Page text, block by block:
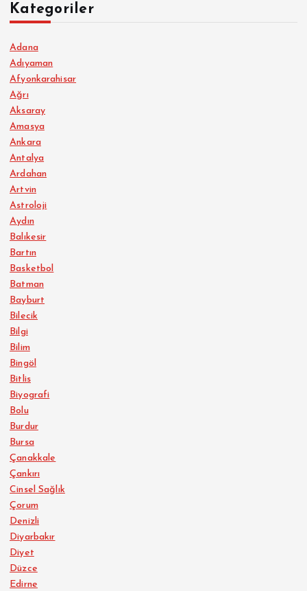
Kategoriler
Adana
Adıyaman
Afyonkarahisar
Ağrı
Aksaray
Amasya
Ankara
Antalya
Ardahan
Artvin
Astroloji
Aydın
Balıkesir
Bartın
Basketbol
Batman
Bayburt
Bilecik
Bilgi
Bilim
Bingöl
Bitlis
Biyografi
Bolu
Burdur
Bursa
Çanakkale
Çankırı
Cinsel Sağlık
Çorum
Denizli
Diyarbakır
Diyet
Düzce
Edirne